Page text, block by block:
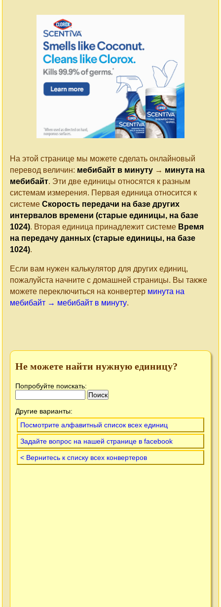
На этой странице мы можете сделать онлайновый
перевод величин: мебибайт в минуту → минута на
мебибайт. Эти две единицы относятся к разным
системам измерения. Первая единица относится к
системе Скорость передачи на базе других
интервалов времени (старые единицы, на базе
1024). Вторая единица принадлежит системе Время
на передачу данных (старые единицы, на базе
1024).
Если вам нужен калькулятор для других единиц,
пожалуйста начните с домашней страницы. Вы также
можете переключиться на конвертер минута на
мебибайт → мебибайт в минуту.
Не можете найти нужную единицу?
Попробуйте поискать:
Другие варианты:
Посмотрите алфавитный список всех единиц
Задайте вопрос на нашей странице в facebook
< Вернитесь к списку всех конвертеров